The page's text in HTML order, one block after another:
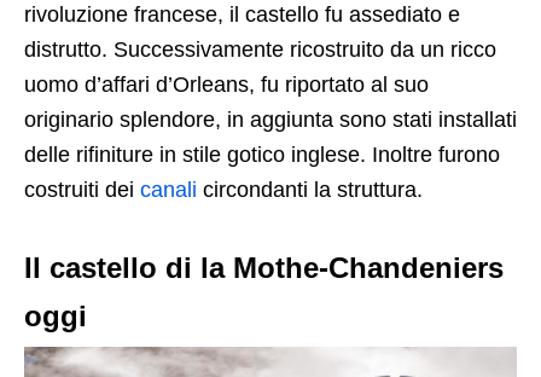
rivoluzione francese, il castello fu assediato e
distrutto. Successivamente ricostruito da un ricco
uomo d’affari d’Orleans, fu riportato al suo
originario splendore, in aggiunta sono stati installati
delle rifiniture in stile gotico inglese. Inoltre furono
costruiti dei canali circondanti la struttura.
Il castello di la Mothe-Chandeniers
oggi